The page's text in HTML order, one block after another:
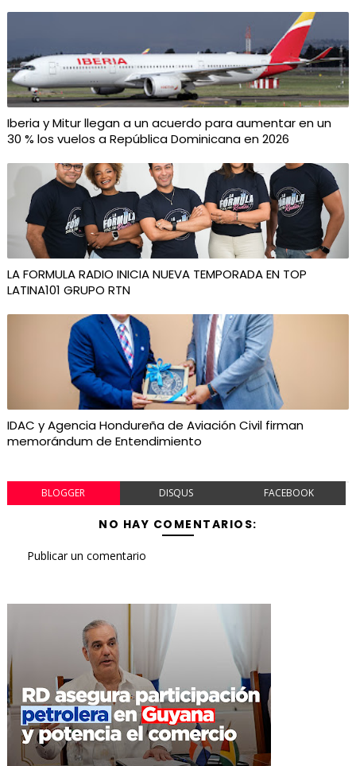
Iberia y Mitur llegan a un acuerdo para aumentar en un
30 % los vuelos a República Dominicana en 2026
LA FORMULA RADIO INICIA NUEVA TEMPORADA EN TOP
LATINA101 GRUPO RTN
IDAC y Agencia Hondureña de Aviación Civil firman
memorándum de Entendimiento
BLOGGER DISQUS FACEBOOK
NO HAY COMENTARIOS:
Publicar un comentario